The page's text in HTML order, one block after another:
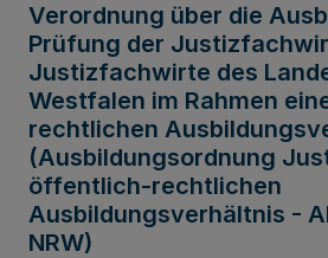
Verordnung über die
Prüfung der
Justizfachwirte des
Westfalen im Rahmen
rechtlichen
(Ausbildungsordnung
öffentlich-rechtlichen
Ausbildungsverhältnis -
NRW)